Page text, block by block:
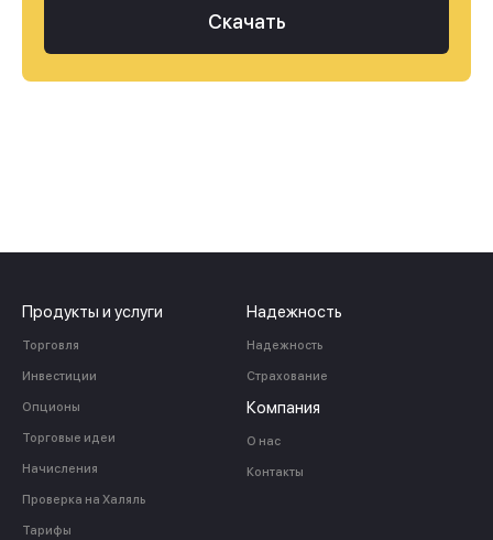
Скачать
Продукты и услуги
Торговля
Инвестиции
Опционы
Торговые идеи
Начисления
Проверка на Халяль
Тарифы
Надежность
Надежность
Страхование
Компания
О нас
Контакты